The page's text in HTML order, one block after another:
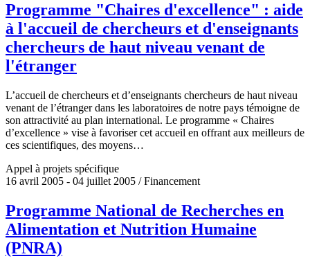
Programme "Chaires d'excellence" : aide
à l'accueil de chercheurs et d'enseignants
chercheurs de haut niveau venant de
l'étranger
L’accueil de chercheurs et d’enseignants chercheurs de haut niveau
venant de l’étranger dans les laboratoires de notre pays témoigne de
son attractivité au plan international. Le programme « Chaires
d’excellence » vise à favoriser cet accueil en offrant aux meilleurs de
ces scientifiques, des moyens…
Appel à projets spécifique
16 avril 2005 - 04 juillet 2005 / Financement
Programme National de Recherches en
Alimentation et Nutrition Humaine
(PNRA)